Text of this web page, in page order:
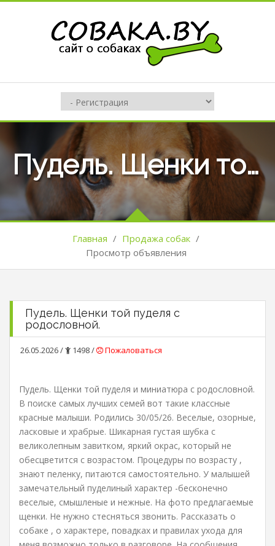
Пудель. Щенки той пуделя с родословной.
Главная / Продажа собак /
Просмотр объявления
Пудель. Щенки той пуделя с
родословной.
26.05.2026 / 1498 / Пожаловаться
Пудель. Щенки той пуделя и миниатюра с родословной.
В поиске самых лучших семей вот такие классные
красные малыши. Родились 30/05/26. Веселые, озорные,
ласковые и храбрые. Шикарная густая шубка с
великолепным завитком, яркий окрас, который не
обесцветится с возрастом. Процедуры по возрасту ,
знают пеленку, питаются самостоятельно. У малышей
замечательный пуделиный характер -бесконечно
веселые, смышленые и нежные. На фото предлагаемые
щенки. Не нужно стесняться звонить. Рассказать о
собаке , о характере, повадках и правилах ухода для